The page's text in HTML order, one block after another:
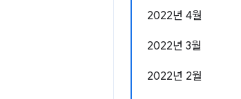
2022년 4월
2022년 3월
2022년 2월